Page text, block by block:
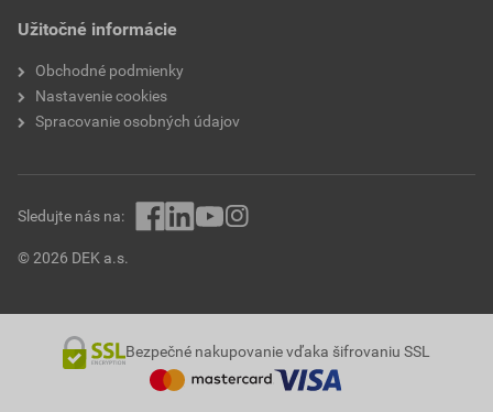
Užitočné informácie
Obchodné podmienky
Nastavenie cookies
Spracovanie osobných údajov
© 2026 DEK a.s.
Sledujte nás na:
Bezpečné nakupovanie vďaka šifrovaniu SSL